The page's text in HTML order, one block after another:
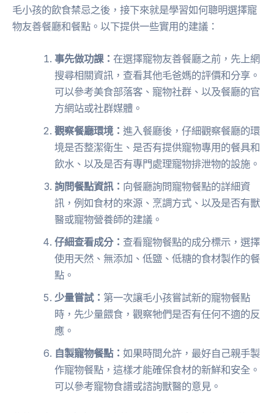
毛小孩的飲食禁忌之後，接下來就是學習如何聰明選擇寵
物友善餐廳和餐點。以下提供一些實用的建議：
事先做功課：在選擇寵物友善餐廳之前，先上網
搜尋相關資訊，查看其他毛爸媽的評價和分享。
可以參考美食部落客、寵物社群、以及餐廳的官
方網站或社群媒體。
觀察餐廳環境：進入餐廳後，仔細觀察餐廳的環
境是否整潔衛生、是否有提供寵物專用的餐具和
飲水、以及是否有專門處理寵物排泄物的設施。
詢問餐點資訊： 向餐廳詢問寵物餐點的詳細資
訊，例如食材的來源、烹調方式、以及是否有獸
醫或寵物營養師的建議。
仔細查看成分： 查看寵物餐點的成分標示，選擇
使用天然、無添加、低鹽、低糖的食材製作的餐
點。
少量嘗試： 第一次讓毛小孩嘗試新的寵物餐點
時，先少量餵食，觀察牠們是否有任何不適的反
應。
自製寵物餐點：如果時間允許，最好自己親手製
作寵物餐點，這樣才能確保食材的新鮮和安全。
可以參考寵物食譜或諮詢獸醫的意見。